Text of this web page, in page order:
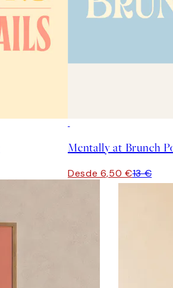
Mentally at Brunch
Desde 6,50 €13 €